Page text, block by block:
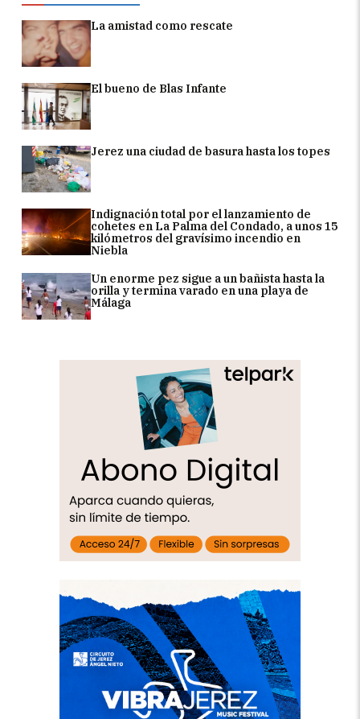
La amistad como rescate
El bueno de Blas Infante
Jerez una ciudad de basura hasta los topes
Indignación total por el lanzamiento de
cohetes en La Palma del Condado, a unos 15
kilómetros del gravísimo incendio en
Niebla
Un enorme pez sigue a un bañista hasta la
orilla y termina varado en una playa de
Málaga